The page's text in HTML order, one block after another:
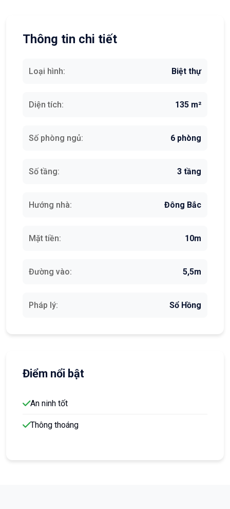
Thông tin chi tiết
Loại hình: Biệt thự
Diện tích: 135 m²
Số phòng ngủ: 6 phòng
Số tầng: 3 tầng
Hướng nhà: Đông Bắc
Mặt tiền: 10m
Đường vào: 5,5m
Pháp lý: Sổ Hồng
Điểm nổi bật
An ninh tốt
Thông thoáng